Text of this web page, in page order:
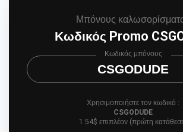
Μπόνους
Κωδικός Promo
CSGODUDE
Κωδικός μπόνους
Χρησιμοποιήστε τον κωδικό :
CSGODUDE
1.54$ επιπλέον (πρώτη